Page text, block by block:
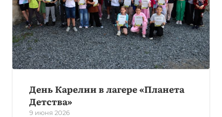
День Карелии в лагере «Планета
Детства»
9 июня 2026